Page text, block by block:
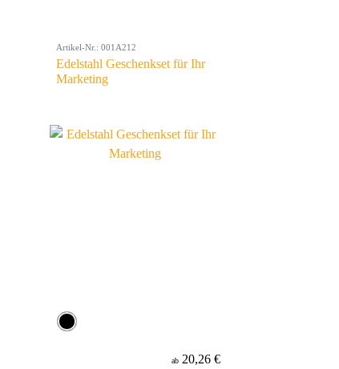
Artikel-Nr.: 001A212
Edelstahl Geschenkset für Ihr
Marketing
ab 20,26 €